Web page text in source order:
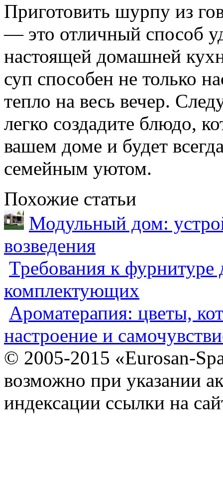
Приготовить шурпу из
— это отличный способ
настоящей домашней
суп способен не только
тепло на весь вечер.
легко создадите блюдо,
вашем доме и будет
семейным уютом.
Похожие статьи
Модульный дом:
возведения
Требования к фурнитуре
комплектующих
Ароматерапия: цветы,
настроение и
© 2005-2015 «Eurosan-
возможно при указании
индексации ссылки на